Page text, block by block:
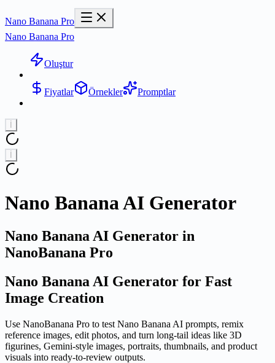
Nano Banana Pro
Nano Banana Pro
Oluştur
Fiyatlar Örnekler Promptlar
Nano Banana AI Generator
Nano Banana AI Generator in
NanoBanana Pro
Nano Banana AI Generator for Fast
Image Creation
Use NanoBanana Pro to test Nano Banana AI prompts, remix
reference images, edit photos, and turn long-tail ideas like 3D
figurines, Gemini-style images, portraits, thumbnails, and product
visuals into ready-to-review outputs.